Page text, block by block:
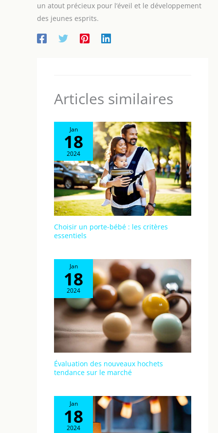
un atout précieux pour l’éveil et le développement
des jeunes esprits.
Articles similaires
Jan
18
2024
Choisir un porte-bébé : les critères
essentiels
Jan
18
2024
Évaluation des nouveaux hochets
tendance sur le marché
Jan
18
2024